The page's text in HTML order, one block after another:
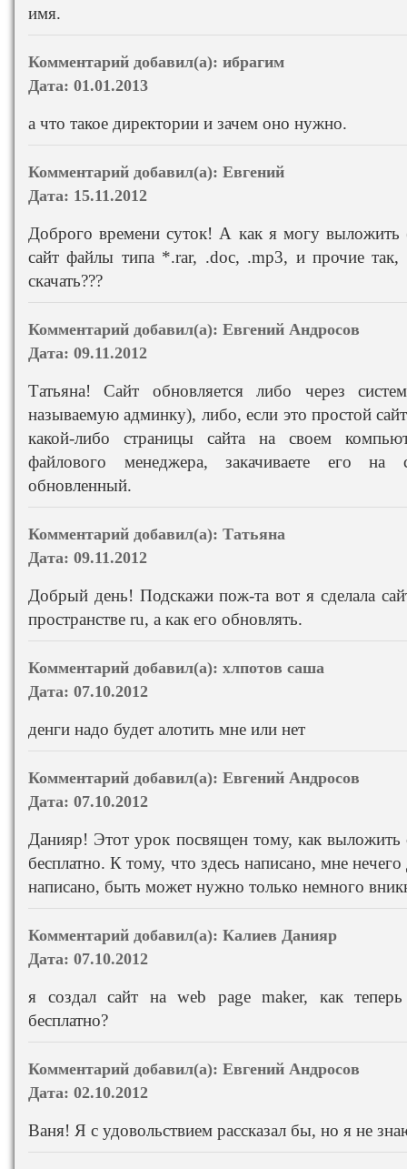
имя.
Комментарий добавил(а): ибрагим
Дата: 01.01.2013
а что такое директории и зачем оно нужно.
Комментарий добавил(а): Евгений
Дата: 15.11.2012
Доброго времени суток! А как я могу
сайт файлы типа *.rar, .doc, .mp3, и прочие так,
скачать???
Комментарий добавил(а): Евгений Андросов
Дата: 09.11.2012
Татьяна! Сайт обновляется либо через
называемую админку), либо, если это простой
какой-либо страницы сайта на своем
файлового менеджера, закачиваете его
обновленный.
Комментарий добавил(а): Татьяна
Дата: 09.11.2012
Добрый день! Подскажи пож-та вот я сделала
пространстве ru, а как его обновлять.
Комментарий добавил(а): хлпотов саша
Дата: 07.10.2012
денги надо будет алотить мне или нет
Комментарий добавил(а): Евгений Андросов
Дата: 07.10.2012
Данияр! Этот урок посвящен тому, как выложить
бесплатно. К тому, что здесь написано, мне
написано, быть может нужно только немного
Комментарий добавил(а): Калиев Данияр
Дата: 07.10.2012
я создал сайт на web page maker, как
бесплатно?
Комментарий добавил(а): Евгений Андросов
Дата: 02.10.2012
Ваня! Я с удовольствием рассказал бы, но я не